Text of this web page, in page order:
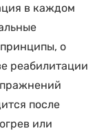
в каждом
о
реабилитации
после
или